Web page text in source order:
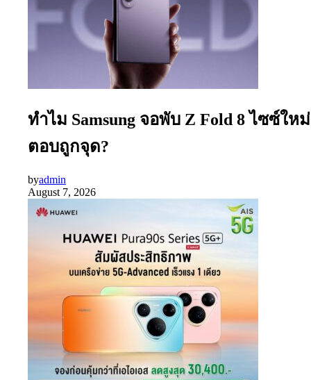
ทำไม Samsung จอพับ Z Fold 8 ไซซ์ใหม่
ตอบถูกจุด?
byadmin
August 7, 2026